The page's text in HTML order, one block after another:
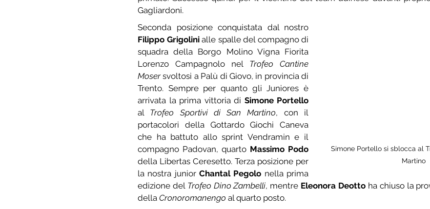
Gagliardoni.
Simone Portello si sblocca al
Martino
Filippo Grigolini alle spalle del compagno di
squadra della Borgo Molino Vigna Fiorita
Lorenzo Campagnolo nel Trofeo Cantine
Moser svoltosi a Palù di Giovo, in provincia di
Trento. Sempre per quanto gli Juniores è
arrivata la prima vittoria di Simone Portello
al Trofeo Sportivi di San Martino, con il
portacolori della Gottardo Giochi Caneva
che ha battuto allo sprint Vendramin e il
compagno Padovan, quarto Massimo Podo
della Libertas Ceresetto. Terza posizione per
la nostra junior Chantal Pegolo nella prima
edizione del Trofeo Dino Zambelli, mentre Eleonora Deotto ha chiuso la
della Cronoromanengo al quarto posto.